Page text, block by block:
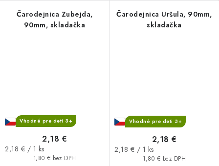
Čarodejnica Zubejda,
90mm, skladačka
Vhodné pre deti 3+
1,80 € bez DPH
2,18 €
Jednotková
2,18 € / 1 ks
Čarodejnica Uršula, 90mm,
skladačka
Vhodné pre deti 3+
1,80 € bez DPH
2,18 €
Jednotková
2,18 € / 1 ks